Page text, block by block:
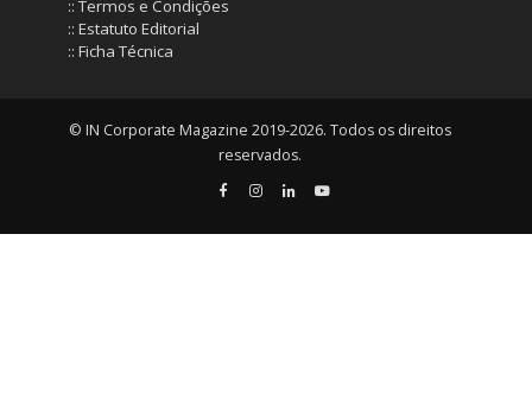
:: Termos e Condições
:: Estatuto Editorial
:: Ficha Técnica
© IN Corporate Magazine 2019-2026. Todos os direitos
reservados.